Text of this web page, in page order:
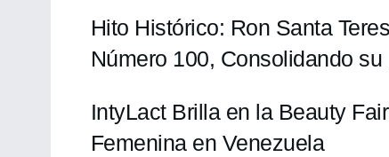
Hito Histórico: Ron Santa
Número 100, Consolidando
IntyLact Brilla en la Beauty
Femenina en Venezuela